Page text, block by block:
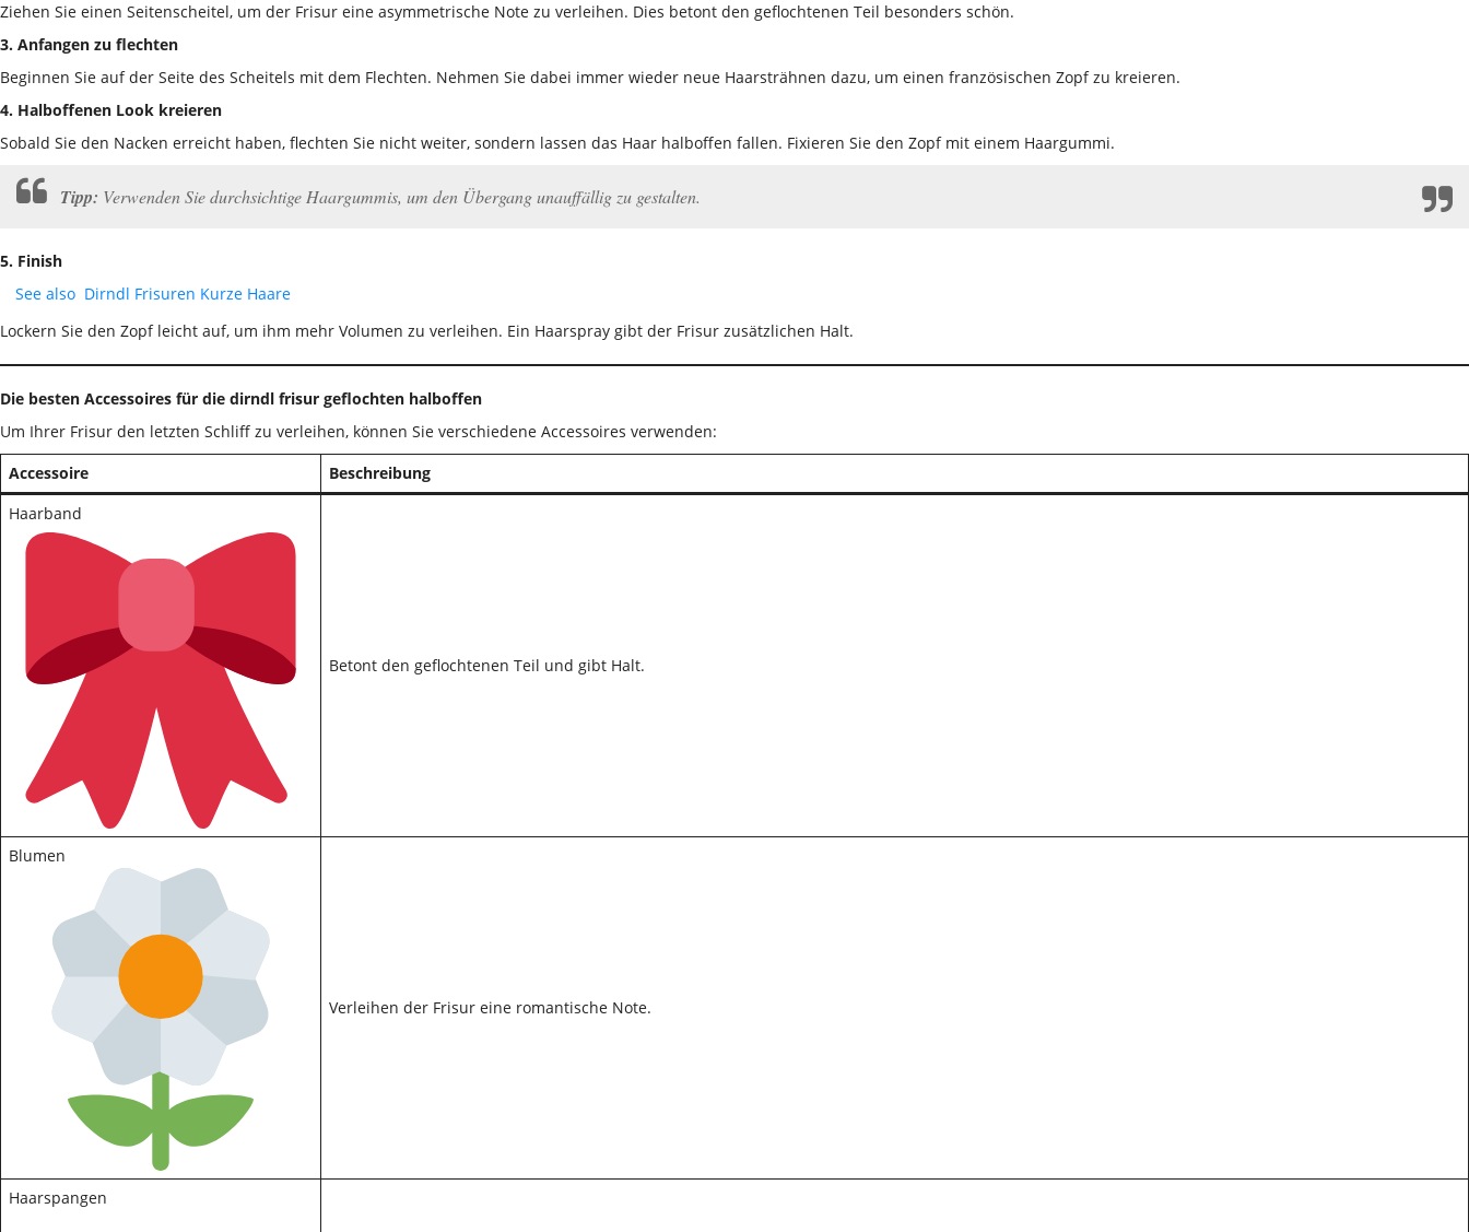
Ziehen Sie einen Seitenscheitel, um der Frisur eine asymmetrische Note zu verleihen. Dies betont den geflochtenen Teil besonders schön.
3. Anfangen zu flechten
Beginnen Sie auf der Seite des Scheitels mit dem Flechten. Nehmen Sie dabei immer wieder neue Haarsträhnen dazu, um einen französischen Zopf zu kreieren.
4. Halboffenen Look kreieren
Sobald Sie den Nacken erreicht haben, flechten Sie nicht weiter, sondern lassen das Haar halboffen fallen. Fixieren Sie den Zopf mit einem Haargummi.
Tipp: Verwenden Sie durchsichtige Haargummis, um den Übergang unauffällig zu gestalten.
5. Finish
See also Dirndl Frisuren Kurze Haare
Lockern Sie den Zopf leicht auf, um ihm mehr Volumen zu verleihen. Ein Haarspray gibt der Frisur zusätzlichen Halt.
Die besten Accessoires für die dirndl frisur geflochten halboffen
Um Ihrer Frisur den letzten Schliff zu verleihen, können Sie verschiedene Accessoires verwenden:
Accessoire
Beschreibung
Haarband
Betont den geflochtenen Teil und gibt Halt.
Blumen
Verleihen der Frisur eine romantische Note.
Haarspangen